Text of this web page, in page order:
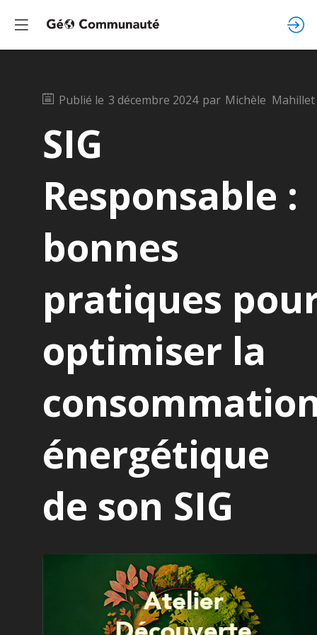
Publié le 3 décembre 2024 par Michèle Mahillet
SIG
Responsable :
bonnes
pratiques
optimiser la
énergétique
de son SIG